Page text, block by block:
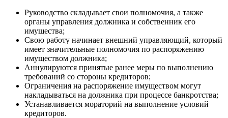
Руководство складывает свои полномочия, а также
органы управления должника и собственник его
имущества;
Свою работу начинает внешний управляющий, который
имеет значительные полномочия по распоряжению
имуществом должника;
Аннулируются принятые ранее меры по выполнению
требований со стороны кредиторов;
Ограничения на распоряжение имуществом могут
накладываться на должника при процессе банкротства;
Устанавливается мораторий на выполнение условий
кредиторов.